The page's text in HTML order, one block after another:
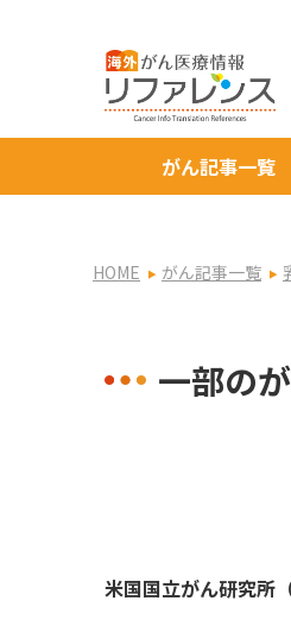
がん記事一覧
HOME がん記事一覧
一部の
米国国立がん研究所